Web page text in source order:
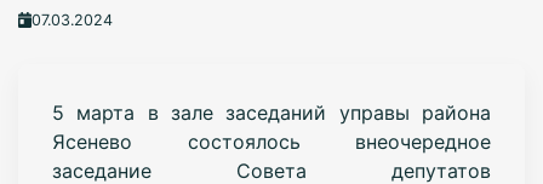
07.03.2024
5 марта в зале заседаний управы района
Ясенево состоялось внеочередное
заседание Совета депутатов